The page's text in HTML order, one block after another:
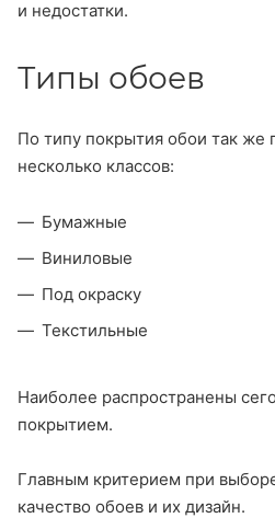
и недостатки.
Типы обоев
По типу покрытия обои так же
несколько классов:
Бумажные
Виниловые
Под окраску
Текстильные
Наиболее распространены
покрытием.
Главным критерием при
качество обоев и их дизайн.